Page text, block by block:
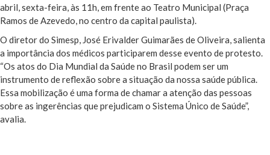
abril, sexta-feira, às 11h, em frente ao Teatro Municipal (Praça
Ramos de Azevedo, no centro da capital paulista).
O diretor do Simesp, José Erivalder Guimarães de Oliveira, salienta
a importância dos médicos participarem desse evento de protesto.
“Os atos do Dia Mundial da Saúde no Brasil podem ser um
instrumento de reflexão sobre a situação da nossa saúde pública.
Essa mobilização é uma forma de chamar a atenção das pessoas
sobre as ingerências que prejudicam o Sistema Único de Saúde”,
avalia.